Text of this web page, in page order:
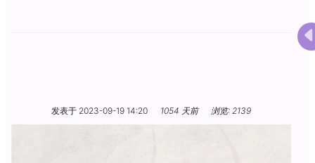
发表于 2023-09-19 14:20 1054 天前 浏览: 2139